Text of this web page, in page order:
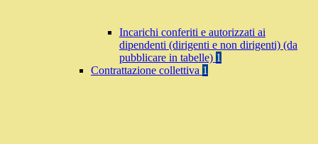
Incarichi conferiti e autorizzati ai
dipendenti (dirigenti e non dirigenti) (da
pubblicare in tabelle) 1
Contrattazione collettiva 1